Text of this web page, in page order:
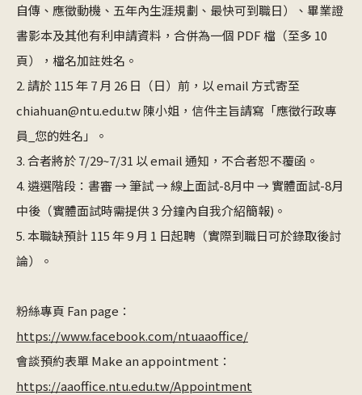
自傳、應徵動機、五年內生涯規劃、最快可到職日）、畢業證
書影本及其他有利申請資料，合併為一個 PDF 檔（至多 10
頁），檔名加註姓名。
2. 請於 115 年 7 月 26 日（日）前，以 email 方式寄至
chiahuan@ntu.edu.tw 陳小姐，信件主旨請寫「應徵行政專
員_您的姓名」。
3. 合者將於 7/29~7/31 以 email 通知，不合者恕不覆函。
4. 遴選階段：書審 → 筆試 → 線上面試-8月中 → 實體面試-8月
中後（實體面試時需提供 3 分鐘內自我介紹簡報)。
5. 本職缺預計 115 年 9 月 1 日起聘（實際到職日可於錄取後討
論）。
粉絲專頁 Fan page：
https://www.facebook.com/ntuaaoffice/
會談預約表單 Make an appointment：
https://aaoffice.ntu.edu.tw/Appointment